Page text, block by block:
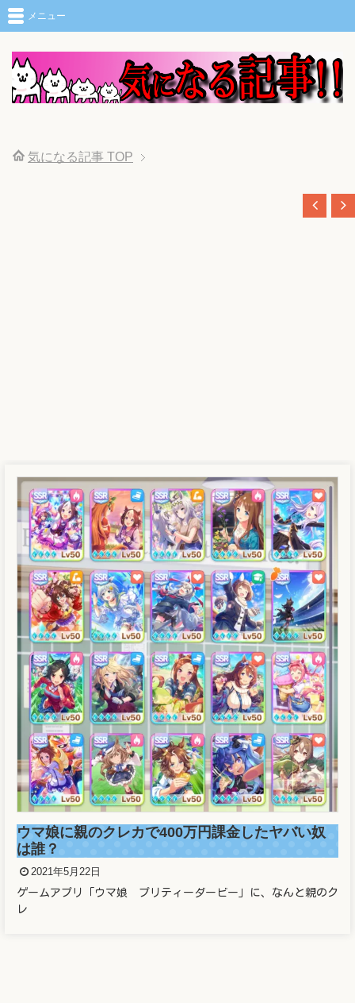
メニュー
気になる記事 TOP
ウマ娘に親のクレカで400万円課金したヤバい奴
は誰？
2021年5月22日
ゲームアプリ「ウマ娘 プリティーダービー」に、なんと親のク
レ